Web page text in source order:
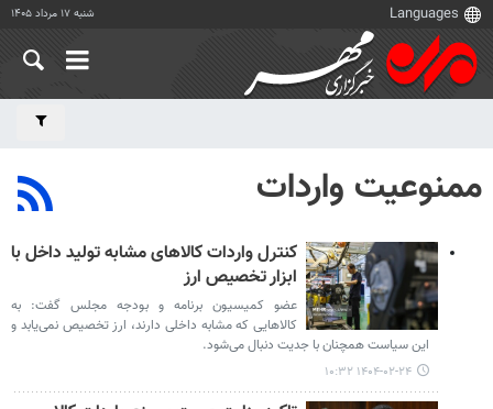
شنبه ۱۷ مرداد ۱۴۰۵
ممنوعیت واردات
کنترل واردات کالاهای مشابه تولید داخل با
ابزار تخصیص ارز
عضو کمیسیون برنامه و بودجه مجلس گفت: به
کالاهایی که مشابه داخلی دارند، ارز تخصیص نمی‌یابد و
این سیاست همچنان با جدیت دنبال می‌شود.
۱۴۰۴-۰۲-۲۴ ۱۰:۳۲